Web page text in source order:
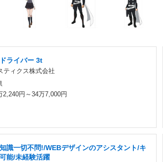
ライバー 3t
ティクス株式会社
2,240円～34万7,000円
識一切不問!/WEBデザインのアシスタント/キ
能/未経験活躍